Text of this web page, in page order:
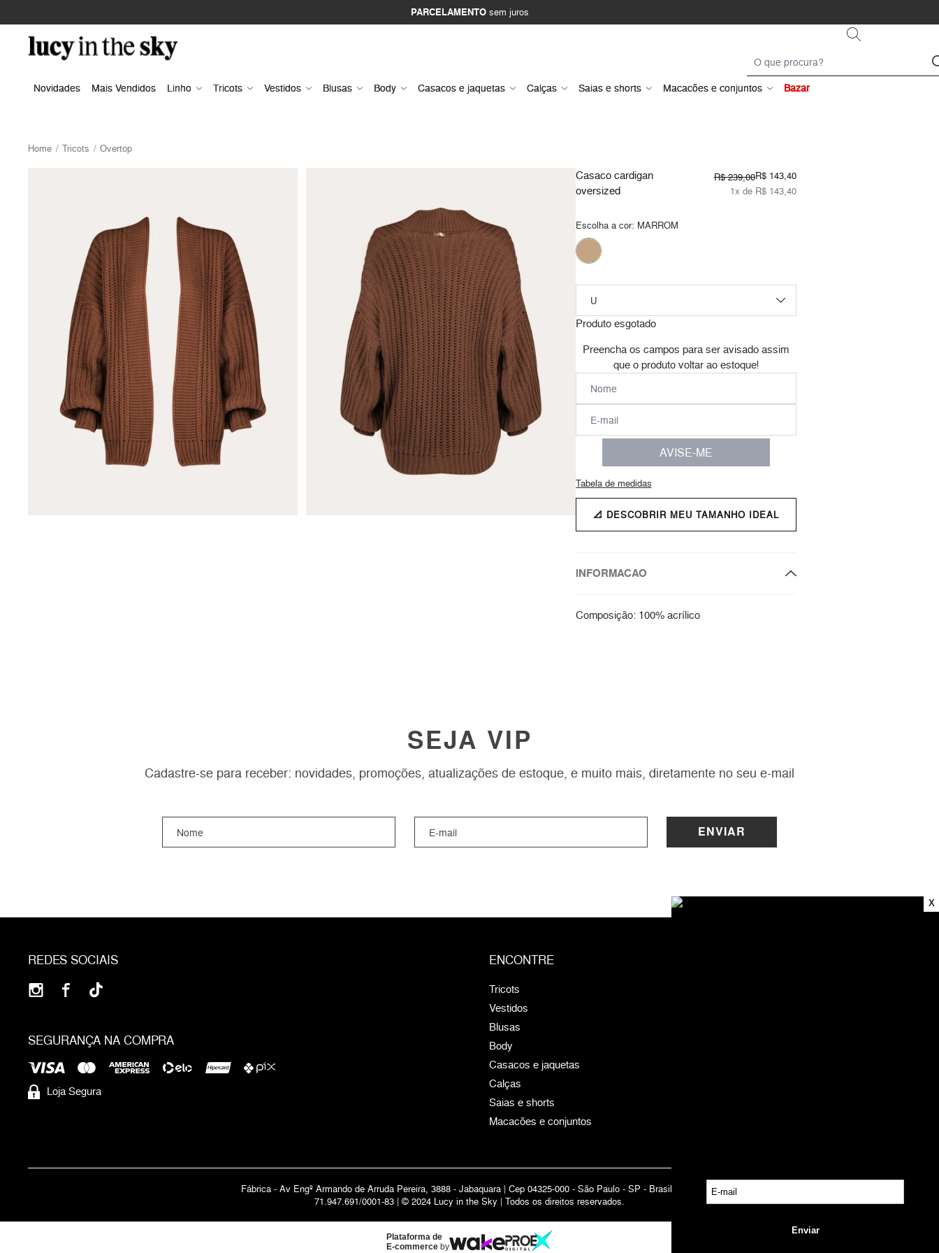
PARCELAMENTOsem juros
Novidades Mais Vendidos Linho Tricots Vestidos Blusas Body Casacos e jaquetas Calças Saias e shorts Macacões e conjuntos Bazar
Home Tricots Overtop
Casaco cardigan
oversized
R$ 239,00R$ 143,40
1x de R$ 143,40
Escolha a cor: MARROM
Produto esgotado
Preencha os campos para ser avisado assim
que o produto voltar ao estoque!
AVISE-ME
Tabela de medidas
📐 DESCOBRIR MEU TAMANHO IDEAL
INFORMACAO
Composição: 100% acrílico
SEJA VIP
Cadastre-se para receber: novidades, promoções, atualizações de estoque, e muito mais, diretamente no seu e-mail
ENVIAR
REDES SOCIAIS
SEGURANÇA NA COMPRA
Loja Segura
ENCONTRE
Tricots
Vestidos
Blusas
Body
Casacos e jaquetas
Calças
Saias e shorts
Macacões e conjuntos
Fábrica - Av Engº Armando de Arruda Pereira, 3888 - Jabaquara | Cep 04325-000 - São Paulo - SP - Brasil CNPJ
71.947.691/0001-83 | © 2024 Lucy in the Sky | Todos os direitos reservados.
Plataforma de
E-commerce by
X